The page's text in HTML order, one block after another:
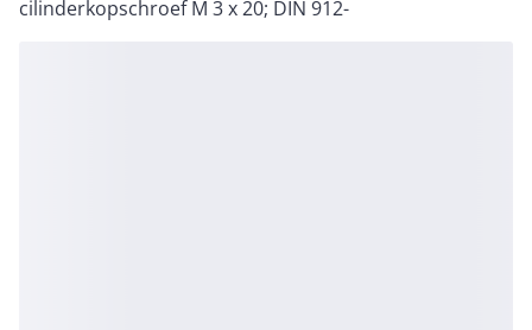
cilinderkopschroef M 3 x 20; DIN 912-